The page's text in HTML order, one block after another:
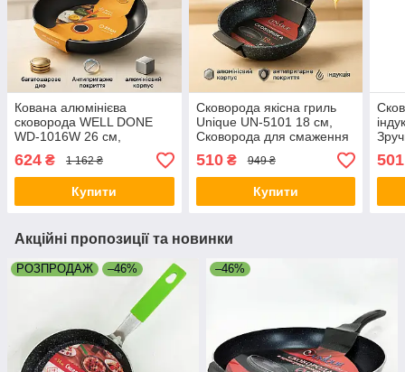
Кована алюмінієва
сковорода WELL DONE
WD-1016W 26 см,
Сковорода якісна на
плиту, Практична
сковорідка RD-49
624 ₴ 1 162 ₴
Купити
Сковорода якісна гриль
Unique UN-5101 18 см,
Сковорода для смаження
на індукційній плиті JQ-45
510₴ 949 ₴
Купити
KX-
501
Акційні пропозиції та новинки
РОЗПРОДАЖ –46% –46%